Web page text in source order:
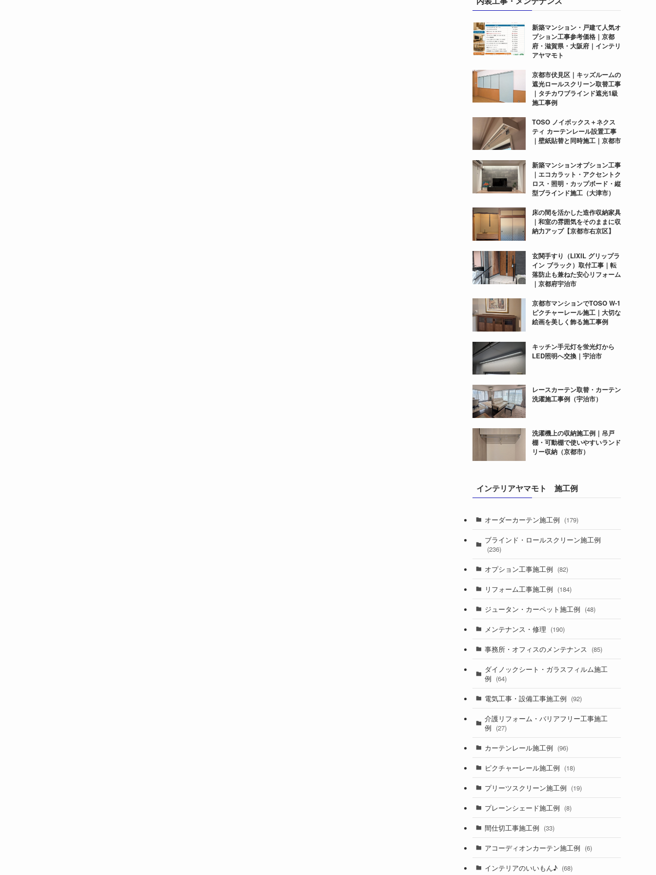
新築マンション・戸建て人気オ
プション工事参考価格｜京都
府・滋賀県・大阪府｜インテリ
アヤマモト
京都市伏見区｜キッズルームの
遮光ロールスクリーン取替工事
｜タチカワブラインド遮光1級
施工事例
TOSO ノイボックス＋ネクス
ティ カーテンレール設置工事
｜壁紙貼替と同時施工｜京都市
新築マンションオプション工事
｜エコカラット・アクセントク
ロス・照明・カップボード・縦
型ブラインド施工（大津市）
床の間を活かした造作収納家具
｜和室の雰囲気をそのままに収
納力アップ【京都市右京区】
玄関手すり（LIXIL グリップラ
イン ブラック）取付工事｜転
落防止も兼ねた安心リフォーム
｜京都府宇治市
京都市マンションでTOSO W-1
ピクチャーレール施工｜大切な
絵画を美しく飾る施工事例
キッチン手元灯を蛍光灯から
LED照明へ交換｜宇治市
レースカーテン取替・カーテン
洗濯施工事例（宇治市）
洗濯機上の収納施工例｜吊戸
棚・可動棚で使いやすいランド
リー収納（京都市）
インテリアヤマモト 施工例
オーダーカーテン施工例 (179)
ブラインド・ロールスクリーン施工例
(236)
オプション工事施工例 (82)
リフォーム工事施工例 (184)
ジュータン・カーペット施工例 (48)
メンテナンス・修理 (190)
事務所・オフィスのメンテナンス (85)
ダイノックシート・ガラスフィルム施工
例 (64)
電気工事・設備工事施工例 (92)
介護リフォーム・バリアフリー工事施工
例 (27)
カーテンレール施工例 (96)
ピクチャーレール施工例 (18)
プリーツスクリーン施工例 (19)
プレーンシェード施工例 (8)
間仕切工事施工例 (33)
アコーディオンカーテン施工例 (6)
インテリアのいいもん♪ (68)